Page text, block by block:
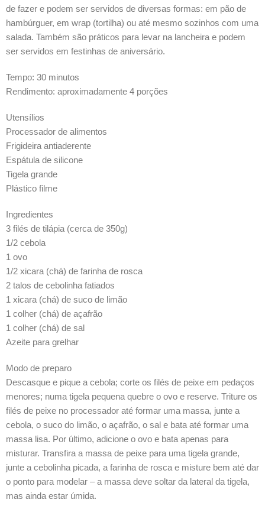
de fazer e podem ser servidos de diversas formas: em pão de
hambúrguer, em wrap (tortilha) ou até mesmo sozinhos com uma
salada. Também são práticos para levar na lancheira e podem
ser servidos em festinhas de aniversário.
Tempo: 30 minutos
Rendimento: aproximadamente 4 porções
Utensílios
Processador de alimentos
Frigideira antiaderente
Espátula de silicone
Tigela grande
Plástico filme
Ingredientes
3 filés de tilápia (cerca de 350g)
1/2 cebola
1 ovo
1/2 xicara (chá) de farinha de rosca
2 talos de cebolinha fatiados
1 xicara (chá) de suco de limão
1 colher (chá) de açafrão
1 colher (chá) de sal
Azeite para grelhar
Modo de preparo
Descasque e pique a cebola; corte os filés de peixe em pedaços
menores; numa tigela pequena quebre o ovo e reserve. Triture os
filés de peixe no processador até formar uma massa, junte a
cebola, o suco do limão, o açafrão, o sal e bata até formar uma
massa lisa. Por último, adicione o ovo e bata apenas para
misturar. Transfira a massa de peixe para uma tigela grande,
junte a cebolinha picada, a farinha de rosca e misture bem até dar
o ponto para modelar – a massa deve soltar da lateral da tigela,
mas ainda estar úmida.